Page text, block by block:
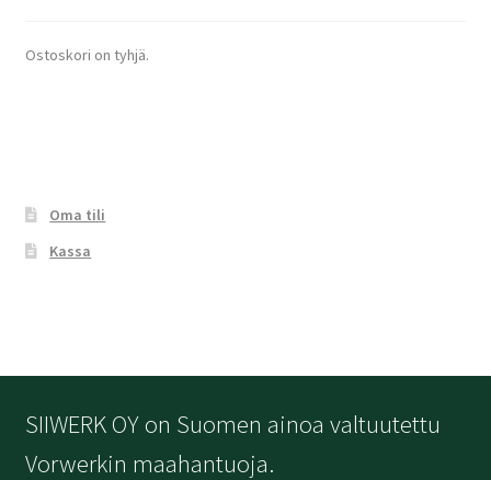
Ostoskori on tyhjä.
Oma tili
Kassa
SIIWERK OY on Suomen ainoa valtuutettu
Vorwerkin maahantuoja.